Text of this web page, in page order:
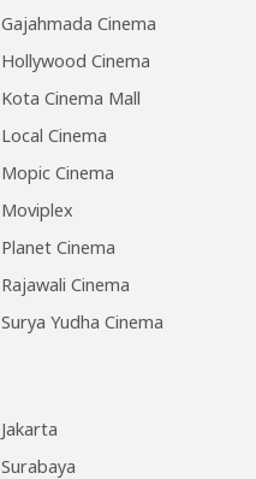
Gajahmada Cinema
Hollywood Cinema
Kota Cinema Mall
Local Cinema
Mopic Cinema
Moviplex
Planet Cinema
Rajawali Cinema
Surya Yudha Cinema
Jakarta
Surabaya